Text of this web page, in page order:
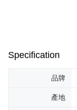
Specification
品牌
產地